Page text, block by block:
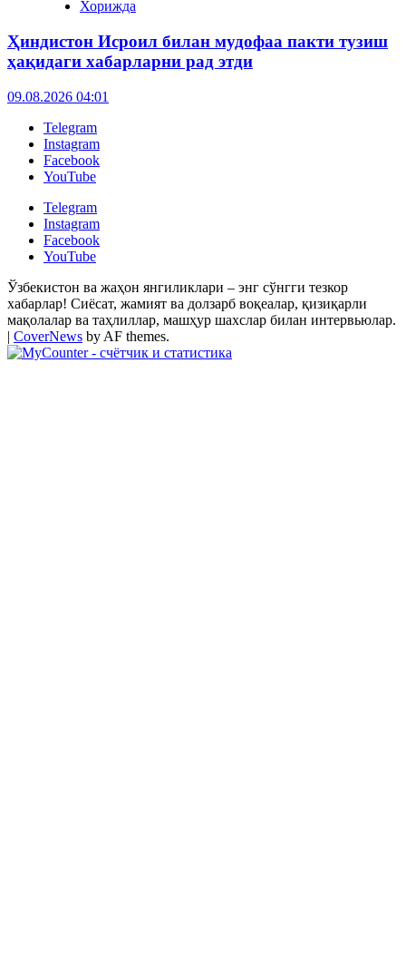
Хорижда
Ҳиндистон Исроил билан мудофаа пакти тузиш
ҳақидаги хабарларни рад этди
09.08.2026 04:01
Telegram
Instagram
Facebook
YouTube
Telegram
Instagram
Facebook
YouTube
Ўзбекистон ва жаҳон янгиликлари – энг сўнгги тезкор
хабарлар! Сиёсат, жамият ва долзарб воқеалар, қизиқарли
мақолалар ва таҳлиллар, машҳур шахслар билан интервьюлар.
| CoverNews by AF themes.